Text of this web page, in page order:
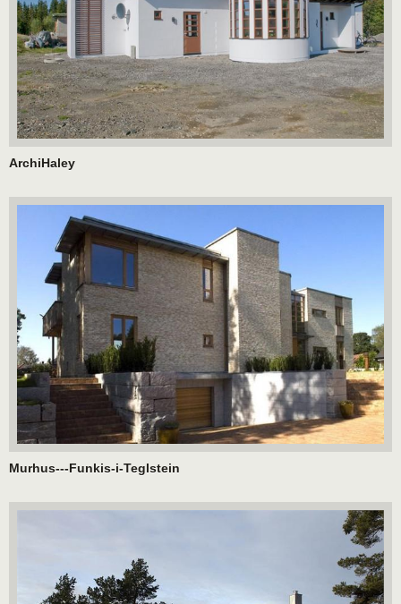
ArchiHaley
Murhus---Funkis-i-Teglstein